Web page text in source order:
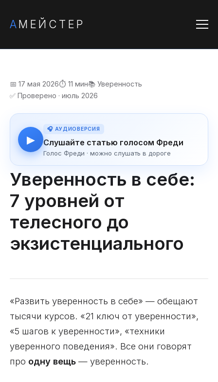
АМЕЙСТЕР
📅 17 мая 2026⏱️ 11 мин📚 Уверенность
✅ Проверено · июль 2026
▶
🎧 АУДИОВЕРСИЯ
Слушайте статью голосом Фреди
Голос Фреди · можно слушать в дороге
Уверенность в себе:
7 уровней от
телесного до
экзистенциального
«Развить уверенность в себе» — обещают
тысячи курсов. «21 ключ от уверенности»,
«5 шагов к уверенности», «техники
уверенного поведения». Все они говорят
про одну вещь — уверенность.